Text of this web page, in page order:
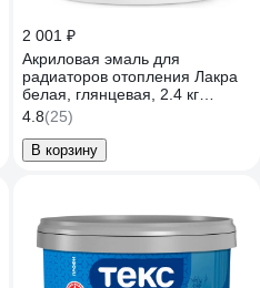
2 001 ₽
Акриловая эмаль для
радиаторов отопления Лакра
белая, глянцевая, 2.4 кг
90003485890
4.8(25)
В корзину